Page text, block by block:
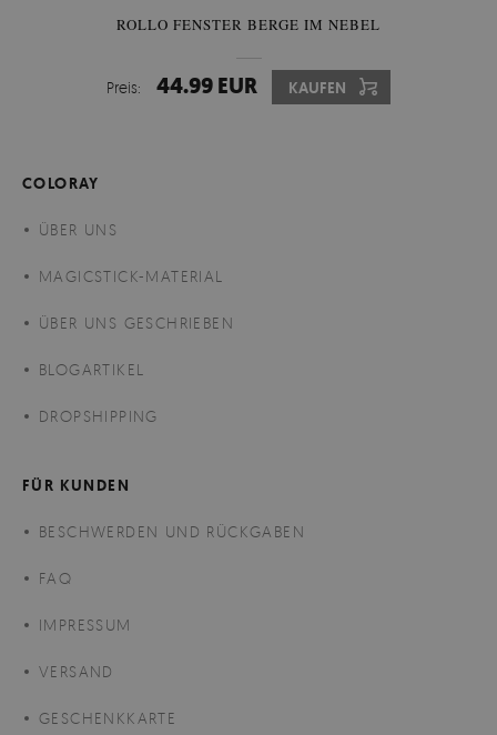
ROLLO FENSTER BERGE IM NEBEL
Preis: 44.99 EUR KAUFEN
COLORAY
ÜBER UNS
MAGICSTICK-MATERIAL
ÜBER UNS GESCHRIEBEN
BLOGARTIKEL
DROPSHIPPING
FÜR KUNDEN
BESCHWERDEN UND RÜCKGABEN
FAQ
IMPRESSUM
VERSAND
GESCHENKKARTE